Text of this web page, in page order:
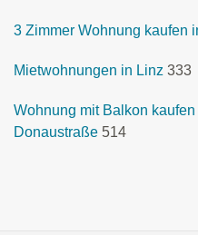
3 Zimmer Wohnung kaufen
Mietwohnungen in Linz 333
Wohnung mit Balkon
Donaustraße 514